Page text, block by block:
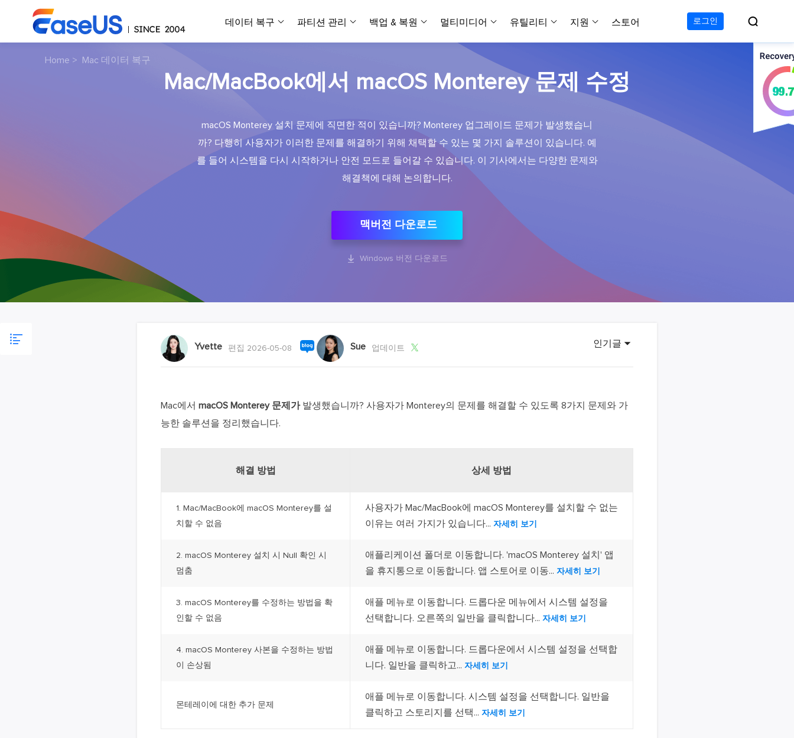
데이터 복구
데이터 복구 마법사 Windows
Windows 데이터 복구
Mac 데이터 복구
모바일 데이터 복구
버전 선택
데이터 복구 프로
데이터 복구 테크니션
휴지통 비우기 복구
SD 카드 데이터 복구
USB 데이터 복구
데이터 복구 무료
데이터 복구 테크니션
iOS기기
데이터 복구 프로
데이터 복구 프로
데이터 복구 App
PC 버전
손상된 사진 복구
손상된 파일 복구
온라인 동영상 복구
온리인 사진 복구
온리인 파일 복구
파티션 관리
파티션 마스터 Windows
개인 디스크 관리 툴
Mac 디스크 관리 도구
비지니스 디스크 관리 최적화 프로그램
파티션 마스터 무료
파티션 마스터 프로
하드 디스크 복제 프로
SSD 마이그레이션
하드 디스크 복제 테크니션
백업 & 복원
투두 백업 개인버전
개인 백업 솔루션
워크스테이션 및 서버 백업 솔루션
비지니스 백업 솔루션
중앙 집중식 백업 전략
시스템 배포
투두 백업 무료
투두 백업 홈
투두 백업 Mac
멀티미디어
스크린 캡쳐
RecExperts
무료 컴퓨터 캡쳐 도구
비디오 툴깃
비디오 에디터
간편한 동영상 편집 소프트웨어
동영상 다운로드 맟 음원 추출
VideFlow
올인원 비디오 툴킷
벨소리 에디터
iPhone용 벨소리 만들기
Windows버전 RecExperts
Mac버전 RecExperts
비디오 다운로더
비디오 다운로더 Mac 버
유틸리티
데이터 전송
아이폰 도구
Todo PCTrans
PC 간 데이터 전송
로컬 디스크 간에 앱 전송
iPhone 데이터 전송
PC 전송 무료
PC 전송 테크니션
아이폰 데이터 전송 무료
아이폰 데이터 전송 프로
지원
다운로드
설치 프로그램 다운로드
스토어 로그인 
Home > Mac 데이터 복구
Mac/MacBook에서 macOS Monterey 문제 수정
macOS Monterey 설치 문제에 직면한 적이 있습니까? Monterey 업그레이드 문제가 발생했습니
까? 다행히 사용자가 이러한 문제를 해결하기 위해 채택할 수 있는 몇 가지 솔루션이 있습니다. 예
를 들어 시스템을 다시 시작하거나 안전 모드로 들어갈 수 있습니다. 이 기사에서는 다양한 문제와
해결책에 대해 논의합니다.
맥버전 다운로드
 Windows 버전 다운로드
Yvette 편집 2026-05-08 Sue 업데이트  인기글
Mac에서 macOS Monterey 문제가발생했습니까? 사용자가 Monterey의 문제를 해결할 수 있도록 8가지 문제와 가
능한 솔루션을 정리했습니다.
해결 방법 상세 방법
1. Mac/MacBook에 macOS Monterey를 설
치할 수 없음
사용자가 Mac/MacBook에 macOS Monterey를 설치할 수 없는
이유는 여러 가지가 있습니다... 자세히 보기
2. macOS Monterey 설치 시 Null 확인 시
멈춤
애플리케이션 폴더로 이동합니다. 'macOS Monterey 설치' 앱
을 휴지통으로 이동합니다. 앱 스토어로 이동... 자세히 보기
3. macOS Monterey를 수정하는 방법을 확
인할 수 없음
애플 메뉴로 이동합니다. 드롭다운 메뉴에서 시스템 설정을
선택합니다. 오른쪽의 일반을 클릭합니다... 자세히 보기
4. macOS Monterey 사본을 수정하는 방법
이 손상됨
애플 메뉴로 이동합니다. 드롭다운에서 시스템 설정을 선택합
니다. 일반을 클릭하고... 자세히 보기
몬테레이에 대한 추가 문제
애플 메뉴로 이동합니다. 시스템 설정을 선택합니다. 일반을
클릭하고 스토리지를 선택... 자세히 보기